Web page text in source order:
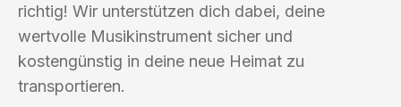
richtig! Wir unterstützen dich dabei, deine
wertvolle Musikinstrument sicher und
kostengünstig in deine neue Heimat zu
transportieren.